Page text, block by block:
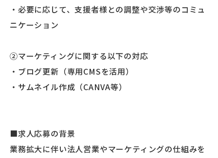
・必要に応じて、支援者様との調整や交渉等のコミュ
ニケーション
②マーケティングに関する以下の対応
・ブログ更新（専用CMSを活用）
・サムネイル作成（CANVA等）
■求人応募の背景
業務拡大に伴い法人営業やマーケティングの仕組みを